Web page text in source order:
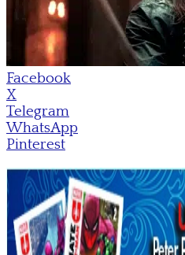
Facebook
X
Telegram
WhatsApp
Pinterest